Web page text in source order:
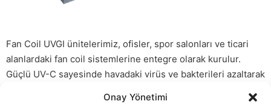
Onay Yönetimi
Fan Coil UVGI ünitelerimiz, ofisler, spor salonları ve ticari
alanlardaki fan coil sistemlerine entegre olarak kurulur.
Güçlü UV-C sayesinde havadaki virüs ve bakterileri azaltarak